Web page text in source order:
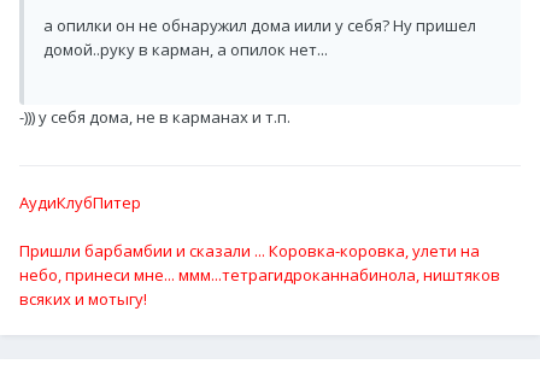
а опилки он не обнаружил дома иили у себя? Ну пришел
домой..руку в карман, а опилок нет...
-))) у себя дома, не в карманах и т.п.
АудиКлубПитер
Пришли барбамбии и сказали ... Коровка-коровка, улети на
небо, принеси мне... ммм...тетрагидроканнабинола, ништяков
всяких и мотыгу!